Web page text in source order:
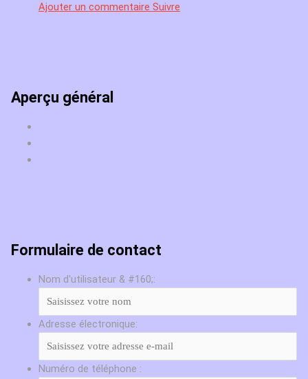
Ajouter un commentaire Suivre
Aperçu général
Formulaire de contact
Nom d'utilisateur & #160;:
Adresse électronique:
Numéro de téléphone :